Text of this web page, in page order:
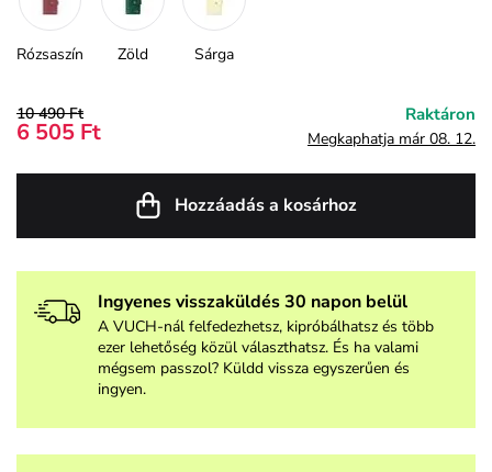
Rózsaszín Zöld Sárga
10 490 Ft
6 505 Ft
Raktáron
Megkaphatja már 08. 12.
Hozzáadás a kosárhoz
Ingyenes visszaküldés 30 napon belül
A VUCH-nál felfedezhetsz, kipróbálhatsz és több
ezer lehetőség közül választhatsz. És ha valami
mégsem passzol? Küldd vissza egyszerűen és
ingyen.